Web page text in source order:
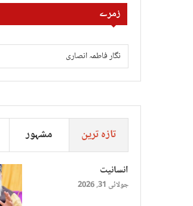
زمرے
تازہ ترین مشہور
انسانیت
جولائی 31, 2026